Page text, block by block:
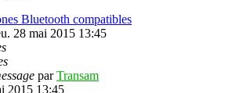
Bluetooth compatibles
28 mai 2015 13:45
parTransam
2015 13:45